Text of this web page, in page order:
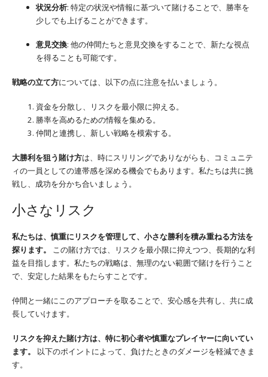
状況分析: 特定の状況や情報に基づいて賭けることで、勝率を
少しでも上げることができます。
意見交換: 他の仲間たちと意見交換をすることで、新たな視点
を得ることも可能です。
戦略の立て方については、以下の点に注意を払いましょう。
資金を分散し、リスクを最小限に抑える。
勝率を高めるための情報を集める。
仲間と連携し、新しい戦略を模索する。
大勝利を狙う賭け方は、時にスリリングでありながらも、コミュニテ
ィの一員としての連帯感を深める機会でもあります。私たちは共に挑
戦し、成功を分かち合いましょう。
小さなリスク
私たちは、慎重にリスクを管理して、小さな勝利を積み重ねる方法を
探ります。
この賭け方では、リスクを最小限に抑えつつ、長期的な利
益を目指します。私たちの戦略は、無理のない範囲で賭けを行うこと
で、安定した結果をもたらすことです。
仲間と一緒にこのアプローチを取ることで、安心感を共有し、共に成
長していけます。
リスクを抑えた賭け方は、特に初心者や慎重なプレイヤーに向いてい
ます。
以下のポイントによって、負けたときのダメージを軽減できま
す。